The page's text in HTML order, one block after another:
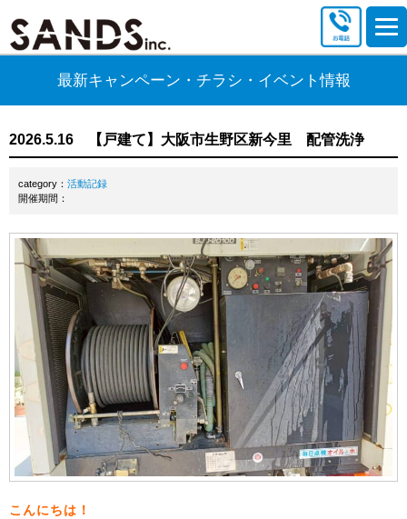
最新キャンペーン・チラシ・イベント情報
2026.5.16 【戸建て】大阪市生野区新今里 配管洗浄
category： 活動記録
開催期間：
こんにちは！